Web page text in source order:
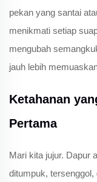
pekan yang santai
menikmati setiap
mengubah
jauh lebih
Ketahanan
Pertama
Mari kita jujur. Dapur
ditumpuk,